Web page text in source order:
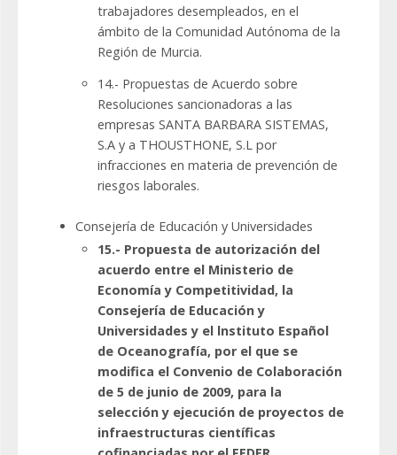
trabajadores desempleados, en el
ámbito de la Comunidad Autónoma de la
Región de Murcia.
14.- Propuestas de Acuerdo sobre
Resoluciones sancionadoras a las
empresas SANTA BARBARA SISTEMAS,
S.A y a THOUSTHONE, S.L por
infracciones en materia de prevención de
riesgos laborales.
Consejería de Educación y Universidades
15.- Propuesta de autorización del
acuerdo entre el Ministerio de
Economía y Competitividad, la
Consejería de Educación y
Universidades y el lnstituto Español
de Oceanografía, por el que se
modifica el Convenio de Colaboración
de 5 de junio de 2009, para la
selección y ejecución de proyectos de
infraestructuras científicas